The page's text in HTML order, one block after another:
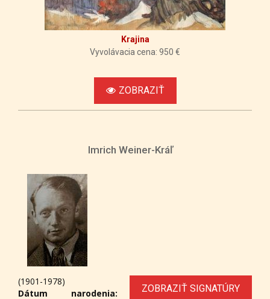
Krajina
Vyvolávacia cena: 950 €
ZOBRAZIŤ
Imrich Weiner-Kráľ
ZOBRAZIŤ SIGNATÚRY
(1901-1978)
Dátum narodenia: